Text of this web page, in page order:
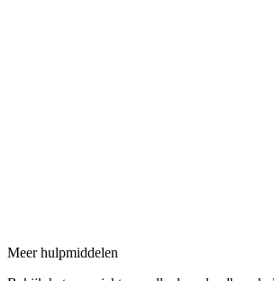
Meer hulpmiddelen